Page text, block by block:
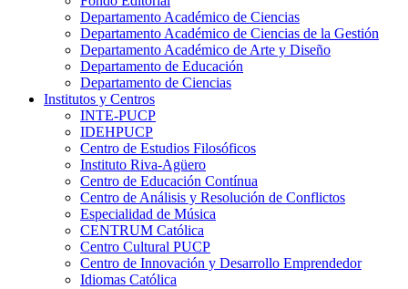
Departamento Académico de Ciencias
Departamento Académico de Ciencias de la Gestión
Departamento Académico de Arte y Diseño
Departamento de Educación
Departamento de Ciencias
Institutos y Centros
INTE-PUCP
IDEHPUCP
Centro de Estudios Filosóficos
Instituto Riva-Agüero
Centro de Educación Contínua
Centro de Análisis y Resolución de Conflictos
Especialidad de Música
CENTRUM Católica
Centro Cultural PUCP
Centro de Innovación y Desarrollo Emprendedor
Idiomas Católica